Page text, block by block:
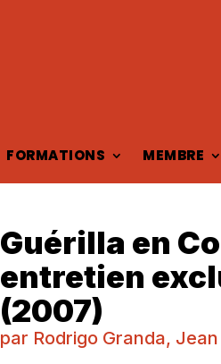
FORMATIONS MEMBRE
Guérilla en
entretien
(2007)
par Rodrigo Granda,